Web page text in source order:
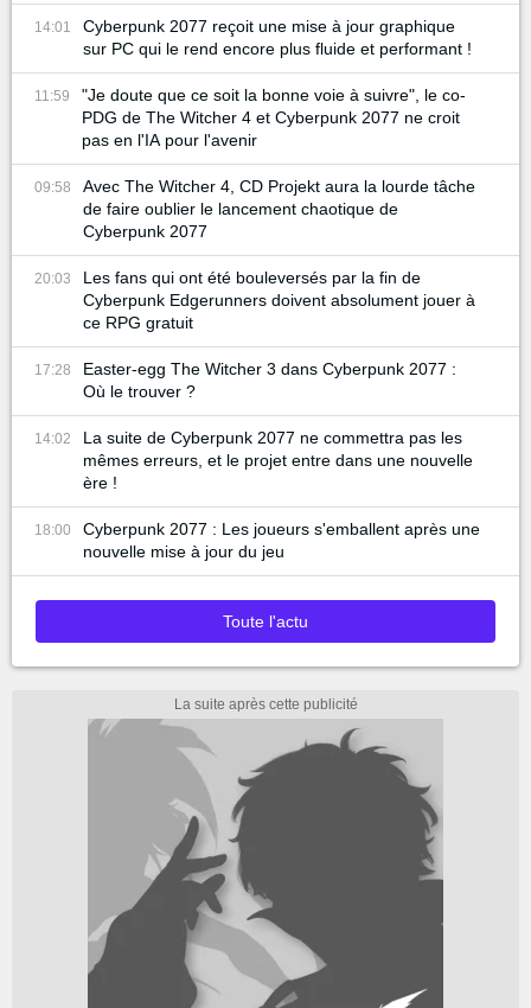
14:01
Cyberpunk 2077 reçoit une mise à jour graphique
sur PC qui le rend encore plus fluide et performant !
11:59
"Je doute que ce soit la bonne voie à suivre", le co-
PDG de The Witcher 4 et Cyberpunk 2077 ne croit
pas en l'IA pour l'avenir
09:58
Avec The Witcher 4, CD Projekt aura la lourde tâche
de faire oublier le lancement chaotique de
Cyberpunk 2077
20:03
Les fans qui ont été bouleversés par la fin de
Cyberpunk Edgerunners doivent absolument jouer à
ce RPG gratuit
17:28
Easter-egg The Witcher 3 dans Cyberpunk 2077 :
Où le trouver ?
14:02
La suite de Cyberpunk 2077 ne commettra pas les
mêmes erreurs, et le projet entre dans une nouvelle
ère !
18:00
Cyberpunk 2077 : Les joueurs s'emballent après une
nouvelle mise à jour du jeu
Toute l'actu